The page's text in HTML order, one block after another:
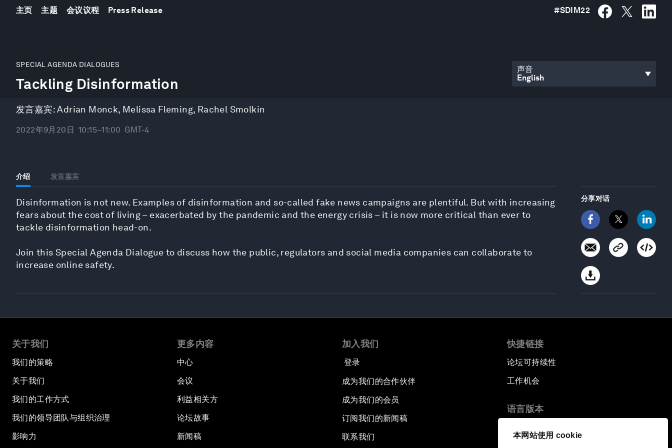
本网站使用 cookie
主页 主题 会议议程 Press Release #SDIM22
SPECIAL AGENDA DIALOGUES
Tackling Disinformation
发言嘉宾: Adrian Monck, Melissa Fleming, Rachel Smolkin
2022年9月20日 10:15–11:00 GMT-4
声音
介绍 发言嘉宾
Disinformation is not new. Examples of disinformation and so-called fake news campaigns are plentiful. But with increasing
fears about the cost of living – exacerbated by the pandemic and the energy crisis – it is now more critical than ever to
tackle disinformation head-on.
Join this Special Agenda Dialogue to discuss how the public, regulators and social media companies can collaborate to
increase online safety.
分享对话
seconds
48
minutes,
secondsVolume
90%
关于我们
我们的策略
关于我们
我们的工作方式
我们的领导团队与组织治理
影响力
更多内容
中心
会议
利益相关方
论坛故事
新闻稿
加入我们
登录
成为我们的合作伙伴
成为我们的会员
订阅我们的新闻稿
联系我们
快捷链接
论坛可持续性
工作机会
语言版本